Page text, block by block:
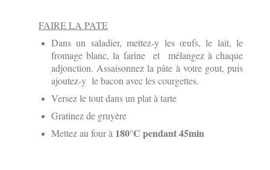
FAIRE LA PATE
Dans un saladier, mettez-y les œufs, le lait, le
fromage blanc, la farine et mélangez à chaque
adjonction. Assaisonnez la pâte à votre gout, puis
ajoutez-y le bacon avec les courgettes.
Versez le tout dans un plat à tarte
Gratinez de gruyère
Mettez au four à 180°C pendant 45min